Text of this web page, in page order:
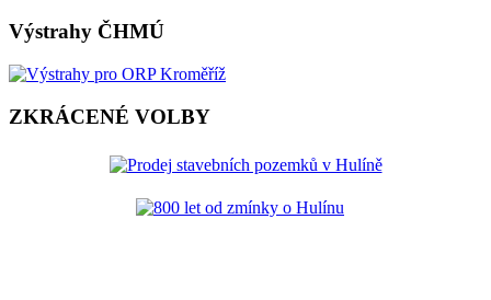
Výstrahy ČHMÚ
ZKRÁCENÉ VOLBY